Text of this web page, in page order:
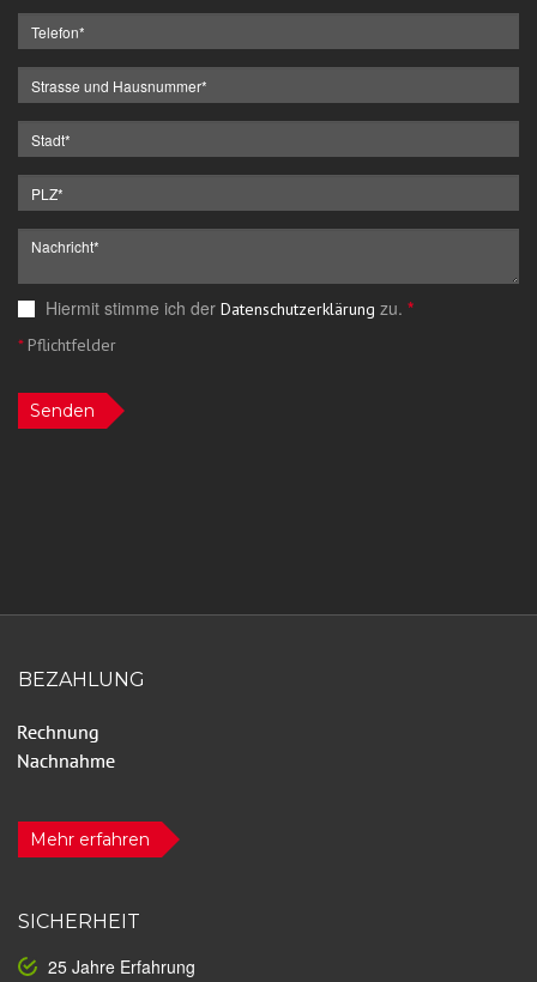
Hiermit stimme ich der Datenschutzerklärung zu. *
*Pflichtfelder
Senden
BEZAHLUNG
Mehr erfahren
SICHERHEIT
25 Jahre Erfahrung